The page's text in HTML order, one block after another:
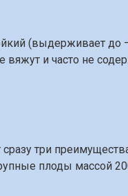
(выдерживает до
и часто не
три
плоды массой